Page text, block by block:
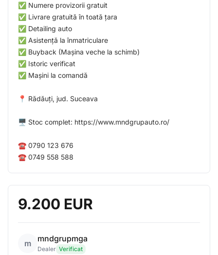
✅ Numere provizorii gratuit
✅ Livrare gratuită în toată țara
✅ Detailing auto
✅ Asistență la înmatriculare
✅ Buyback (Mașina veche la schimb)
✅ Istoric verificat
✅ Mașini la comandă
📍 Rădăuți, jud. Suceava
🖥️ Stoc complet: https://www.mndgrupauto.ro/
☎️ 0790 123 676
☎️ 0749 558 588
9.200 EUR
m mndgrupmga
Dealer Verificat